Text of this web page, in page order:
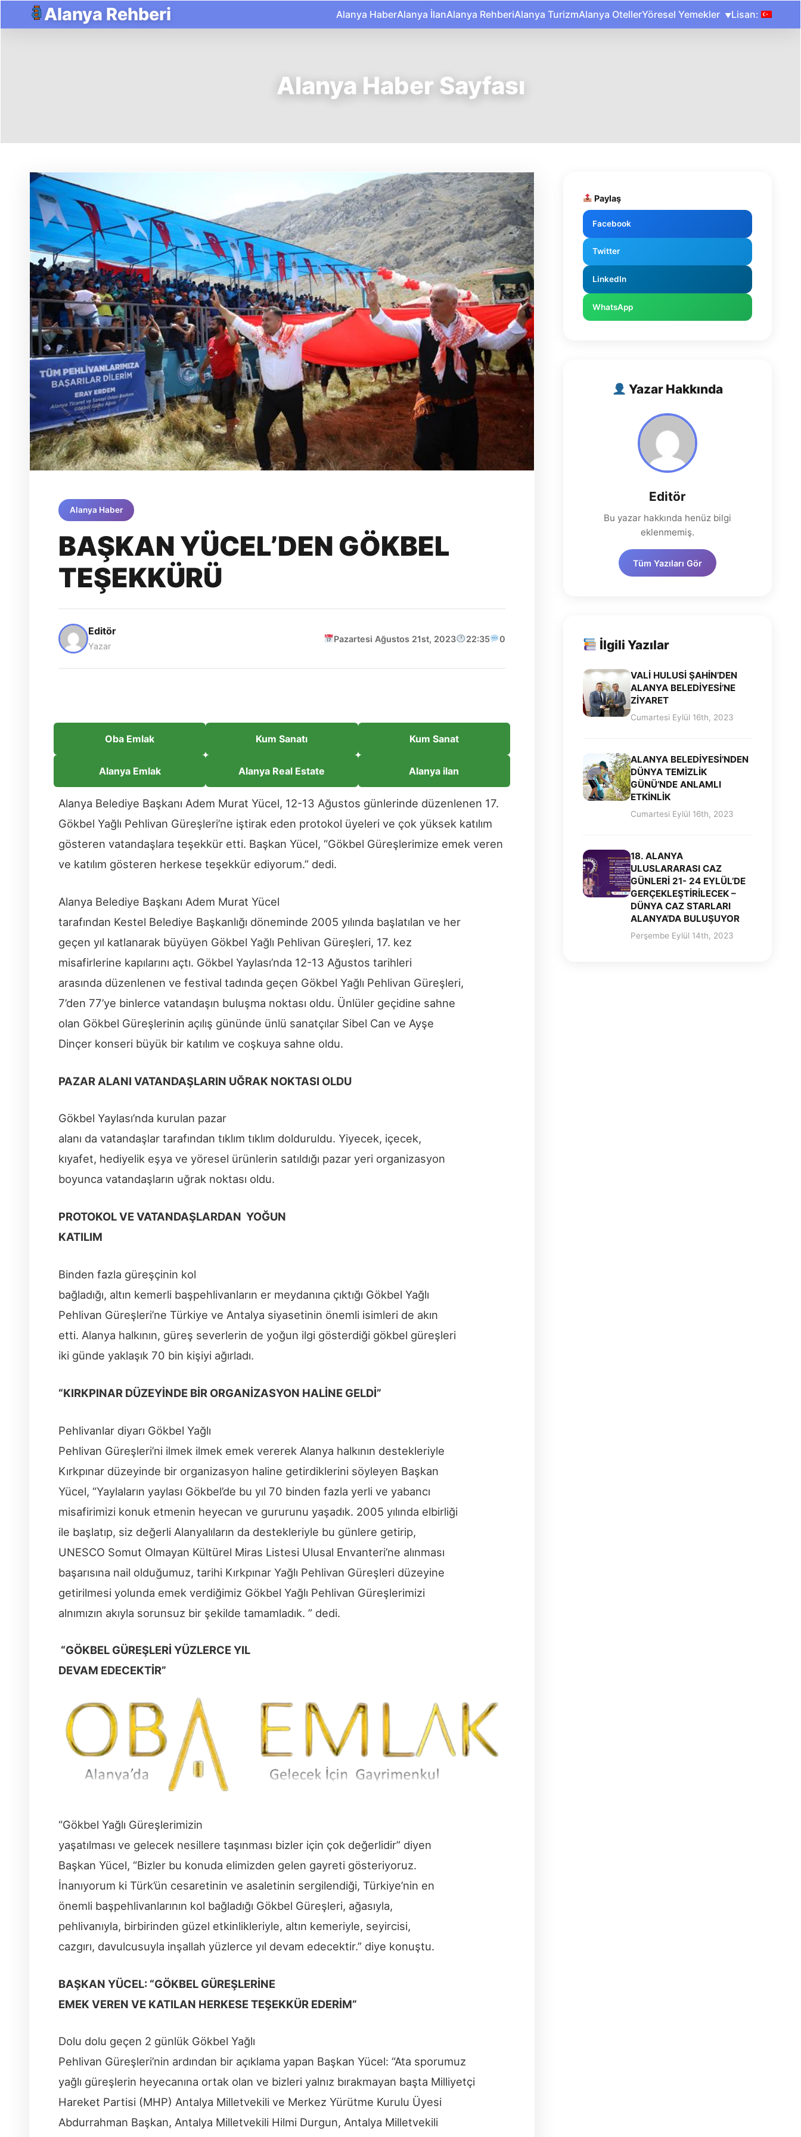
Alanya Rehberi Alanya HaberAlanya İlanAlanya RehberiAlanya TurizmAlanya OtellerYöresel Yemekler Lisan:
Alanya Haber Sayfası
Alanya Haber
BAŞKAN YÜCEL’DEN GÖKBEL
TEŞEKKÜRÜ
Editör
Yazar
Pazartesi Ağustos 21st, 2023 22:35 0
Oba Emlak Kum Sanatı Kum Sanat
Alanya Emlak Alanya Real Estate Alanya ilan
Alanya Belediye Başkanı Adem Murat Yücel, 12-13 Ağustos günlerinde düzenlenen 17.
Gökbel Yağlı Pehlivan Güreşleri’ne iştirak eden protokol üyeleri ve çok yüksek katılım
gösteren vatandaşlara teşekkür etti. Başkan Yücel, “Gökbel Güreşlerimize emek veren
ve katılım gösteren herkese teşekkür ediyorum.” dedi.
Alanya Belediye Başkanı Adem Murat Yücel
tarafından Kestel Belediye Başkanlığı döneminde 2005 yılında başlatılan ve her
geçen yıl katlanarak büyüyen Gökbel Yağlı Pehlivan Güreşleri, 17. kez
misafirlerine kapılarını açtı. Gökbel Yaylası’nda 12-13 Ağustos tarihleri
arasında düzenlenen ve festival tadında geçen Gökbel Yağlı Pehlivan Güreşleri,
7’den 77’ye binlerce vatandaşın buluşma noktası oldu. Ünlüler geçidine sahne
olan Gökbel Güreşlerinin açılış gününde ünlü sanatçılar Sibel Can ve Ayşe
Dinçer konseri büyük bir katılım ve coşkuya sahne oldu.
PAZAR ALANI VATANDAŞLARIN UĞRAK NOKTASI OLDU
Gökbel Yaylası’nda kurulan pazar
alanı da vatandaşlar tarafından tıklım tıklım dolduruldu. Yiyecek, içecek,
kıyafet, hediyelik eşya ve yöresel ürünlerin satıldığı pazar yeri organizasyon
boyunca vatandaşların uğrak noktası oldu.
PROTOKOL VE VATANDAŞLARDAN YOĞUN
KATILIM
Binden fazla güreşçinin kol
bağladığı, altın kemerli başpehlivanların er meydanına çıktığı Gökbel Yağlı
Pehlivan Güreşleri’ne Türkiye ve Antalya siyasetinin önemli isimleri de akın
etti. Alanya halkının, güreş severlerin de yoğun ilgi gösterdiği gökbel güreşleri
iki günde yaklaşık 70 bin kişiyi ağırladı.
“KIRKPINAR DÜZEYİNDE BİR ORGANİZASYON HALİNE GELDİ”
Pehlivanlar diyarı Gökbel Yağlı
Pehlivan Güreşleri’ni ilmek ilmek emek vererek Alanya halkının destekleriyle
Kırkpınar düzeyinde bir organizasyon haline getirdiklerini söyleyen Başkan
Yücel, “Yaylaların yaylası Gökbel’de bu yıl 70 binden fazla yerli ve yabancı
misafirimizi konuk etmenin heyecan ve gururunu yaşadık. 2005 yılında elbirliği
ile başlatıp, siz değerli Alanyalıların da destekleriyle bu günlere getirip,
UNESCO Somut Olmayan Kültürel Miras Listesi Ulusal Envanteri’ne alınması
başarısına nail olduğumuz, tarihi Kırkpınar Yağlı Pehlivan Güreşleri düzeyine
getirilmesi yolunda emek verdiğimiz Gökbel Yağlı Pehlivan Güreşlerimizi
alnımızın akıyla sorunsuz bir şekilde tamamladık. ” dedi.
“GÖKBEL GÜREŞLERİ YÜZLERCE YIL
DEVAM EDECEKTİR”
“Gökbel Yağlı Güreşlerimizin
yaşatılması ve gelecek nesillere taşınması bizler için çok değerlidir” diyen
Başkan Yücel, “Bizler bu konuda elimizden gelen gayreti gösteriyoruz.
İnanıyorum ki Türk’ün cesaretinin ve asaletinin sergilendiği, Türkiye’nin en
önemli başpehlivanlarının kol bağladığı Gökbel Güreşleri, ağasıyla,
pehlivanıyla, birbirinden güzel etkinlikleriyle, altın kemeriyle, seyircisi,
cazgırı, davulcusuyla inşallah yüzlerce yıl devam edecektir.” diye konuştu.
BAŞKAN YÜCEL: “GÖKBEL GÜREŞLERİNE
EMEK VEREN VE KATILAN HERKESE TEŞEKKÜR EDERİM”
Dolu dolu geçen 2 günlük Gökbel Yağlı
Pehlivan Güreşleri’nin ardından bir açıklama yapan Başkan Yücel: “Ata sporumuz
yağlı güreşlerin heyecanına ortak olan ve bizleri yalnız bırakmayan başta Milliyetçi
Hareket Partisi (MHP) Antalya Milletvekili ve Merkez Yürütme Kurulu Üyesi
Abdurrahman Başkan, Antalya Milletvekili Hilmi Durgun, Antalya Milletvekili
Paylaş
Facebook
Twitter
LinkedIn
WhatsApp
Yazar Hakkında
Editör
Bu yazar hakkında henüz bilgi
eklenmemiş.
Tüm Yazıları Gör
İlgili Yazılar
VALİ HULUSİ ŞAHİN’DEN
ALANYA BELEDİYESİ’NE
ZİYARET
Cumartesi Eylül 16th, 2023
ALANYA BELEDİYESİ’NDEN
DÜNYA TEMİZLİK
GÜNÜ’NDE ANLAMLI
ETKİNLİK
Cumartesi Eylül 16th, 2023
18. ALANYA
ULUSLARARASI CAZ
GÜNLERİ 21- 24 EYLÜL’DE
GERÇEKLEŞTİRİLECEK –
DÜNYA CAZ STARLARI
ALANYA’DA BULUŞUYOR
Perşembe Eylül 14th, 2023